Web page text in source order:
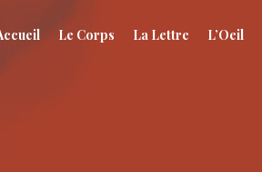
Le Corps La Lettre L’Oeil